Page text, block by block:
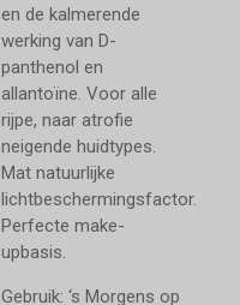
en de kalmerende
werking van D-
panthenol en
allantoïne. Voor alle
rijpe, naar atrofie
neigende huidtypes.
Mat natuurlijke
lichtbeschermingsfactor.
Perfecte make-
upbasis.
Gebruik: ‘s Morgens op